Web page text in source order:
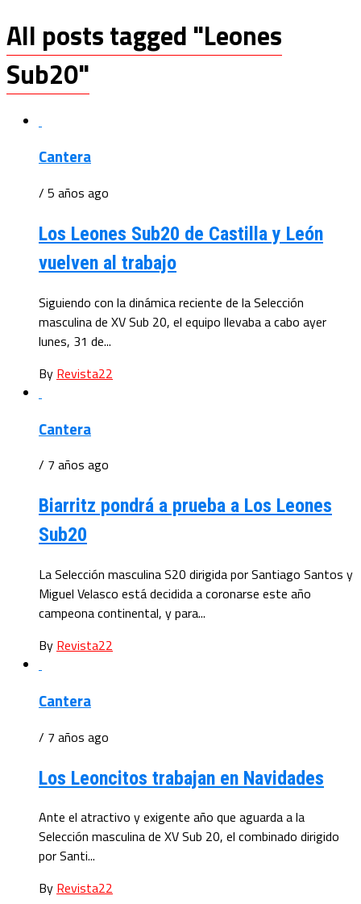
All posts tagged "Leones
Sub20"
Cantera
/ 5 años ago
Los Leones Sub20 de Castilla y León
vuelven al trabajo
Siguiendo con la dinámica reciente de la Selección
masculina de XV Sub 20, el equipo llevaba a cabo ayer
lunes, 31 de...
By Revista22
Cantera
/ 7 años ago
Biarritz pondrá a prueba a Los Leones
Sub20
La Selección masculina S20 dirigida por Santiago Santos y
Miguel Velasco está decidida a coronarse este año
campeona continental, y para...
By Revista22
Cantera
/ 7 años ago
Los Leoncitos trabajan en Navidades
Ante el atractivo y exigente año que aguarda a la
Selección masculina de XV Sub 20, el combinado dirigido
por Santi...
By Revista22